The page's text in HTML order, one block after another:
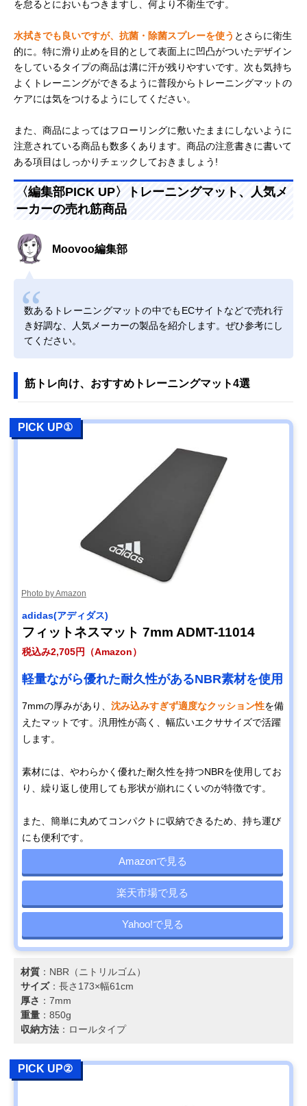
を怠るとにおいもつきますし、何より不衛生です。
水拭きでも良いですが、抗菌・除菌スプレーを使う とさらに衛生
的に。特に滑り止めを目的として表面上に凹凸がついたデザイン
をしているタイプの商品は溝に汗が残りやすいです。次も気持ち
よくトレーニングができるように普段からトレーニングマットの
ケアには気をつけるようにしてください。
また、商品によってはフローリングに敷いたままにしないように
注意されている商品も数多くあります。商品の注意書きに書いて
ある項目はしっかりチェックしておきましょう!
〈編集部PICK UP〉トレーニングマット、人気メ
ーカーの売れ筋商品
Moovoo編集部
数あるトレーニングマットの中でもECサイトなどで売れ行
き好調な、人気メーカーの製品を紹介します。ぜひ参考にし
てください。
筋トレ向け、おすすめトレーニングマット4選
PICK UP①
Photo by Amazon
adidas(アディダス)
フィットネスマット 7mm ADMT-11014
税込み2,705円（Amazon）
軽量ながら優れた耐久性があるNBR素材を使用
7mmの厚みがあり、 沈み込みすぎず適度なクッション性を備
えたマットです。汎用性が高く、幅広いエクササイズで活躍
します。
素材には、やわらかく優れた耐久性を持つNBRを使用してお
り、繰り返し使用しても形状が崩れにくいのが特徴です。
また、簡単に丸めてコンパクトに収納できるため、持ち運び
にも便利です。
Amazonで見る
楽天市場で見る
Yahoo!で見る
材質 ：NBR（ニトリルゴム）
サイズ：長さ173×幅61cm
厚さ ：7mm
重量 ：850g
収納方法 ：ロールタイプ
PICK UP②